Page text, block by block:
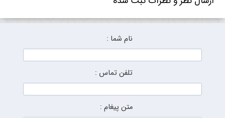
نام شما :
تلفن تماس :
متن پیغام :